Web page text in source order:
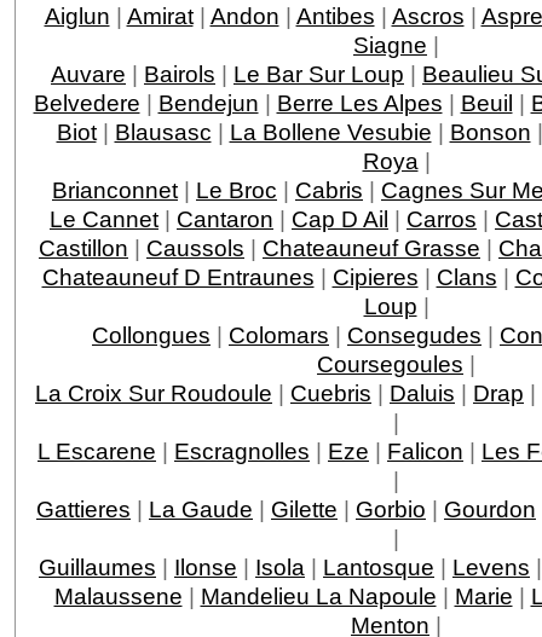
Aiglun | Amirat| Andon | Antibes | Ascros |
Siagne |
Auvare | Bairols | Le Bar Sur Loup | Beaulieu
Belvedere | Bendejun | Berre Les Alpes | Beuil |
Biot| Blausasc | La Bollene Vesubie | Bonson
Roya |
Brianconnet | Le Broc | Cabris | Cagnes Sur
Le Cannet | Cantaron | Cap D Ail | Carros |
Castillon | Caussols | Chateauneuf Grasse |
Chateauneuf D Entraunes | Cipieres | Clans |
Loup |
Collongues | Colomars | Consegudes |
Coursegoules |
La Croix Sur Roudoule | Cuebris | Daluis | Drap |
|
L Escarene | Escragnolles | Eze | Falicon | Les
|
Gattieres | La Gaude | Gilette | Gorbio | Gourdon
|
Guillaumes | Ilonse | Isola | Lantosque | Levens
Malaussene | Mandelieu La Napoule | Marie |
Menton |